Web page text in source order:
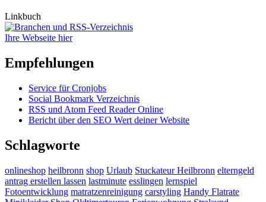
Linkbuch
Ihre Webseite hier
Empfehlungen
Service für Cronjobs
Social Bookmark Verzeichnis
RSS und Atom Feed Reader Online
Bericht über den SEO Wert deiner Website
Schlagworte
onlineshop heilbronn shop Urlaub Stuckateur Heilbronn elterngeld
antrag erstellen lassen lastminute esslingen lernspiel
Fotoentwicklung matratzenreinigung carstyling Handy Flatrate